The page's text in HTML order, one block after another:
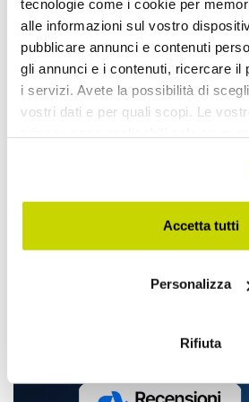
tecnologie come i cookie per
alle informazioni sul vostro
pubblicare annunci e contenuti
gli annunci e i contenuti, ricercare il
i servizi. Avete la possibilità di
vostri dati e per quali scopi. Le
modificare o revocare il proprio
momento dalla Dichiarazione sui
sull'icona di attivazione della privacy.
raccogliere informazioni
Identificare il tuo dispositivo,
(impronte digitali).
Accetta tutti
Personalizza
Rifiuta
Ofertă limitată.